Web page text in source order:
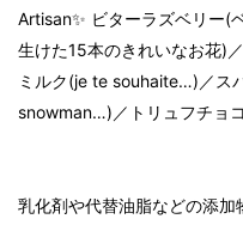
Artisan✨ ビターラズベリー(
生けた15本のきれいなお花)
ミルク(je te souhaite…)／ス
snowman…)／トリュフチョコ
乳化剤や代替油脂などの添